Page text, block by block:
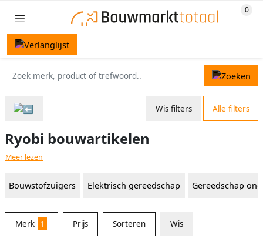
Wis filters Alle filters
Ryobi bouwartikelen
Meer lezen
Bouwstofzuigers Elektrisch gereedschap Gereedschap
Merk 1 Prijs Sorteren Wis